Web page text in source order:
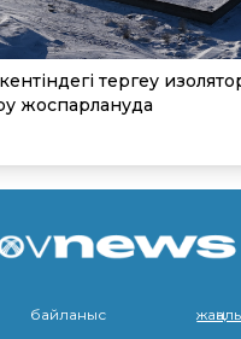
тергеу
жоспарлануда
байланыс